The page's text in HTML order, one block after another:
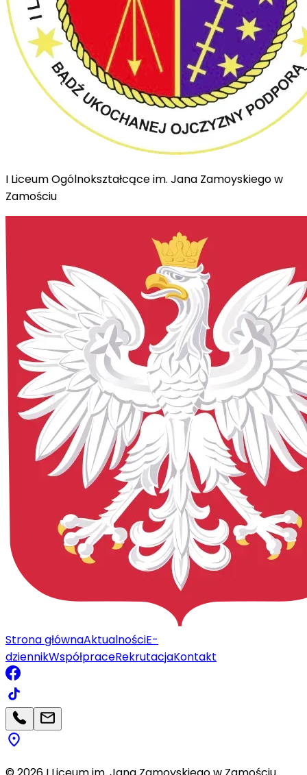
I Liceum Ogólnokształcące im. Jana Zamoyskiego w
Zamościu
Strona głównaAktualnościE-
dziennikWspółpraceRekrutacjaKontakt